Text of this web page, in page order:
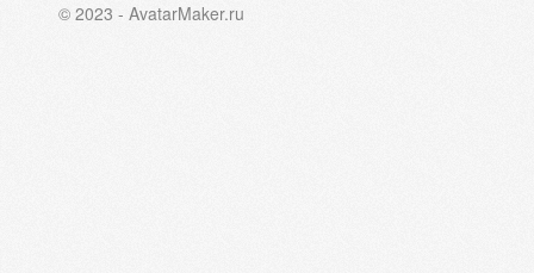
© 2023 - AvatarMaker.ru